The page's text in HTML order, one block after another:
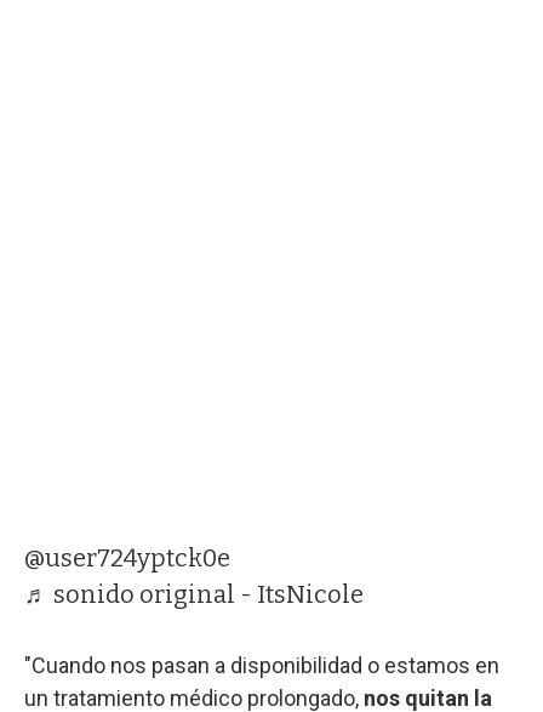
@user724yptck0e
♬ sonido original - ItsNicole
"Cuando nos pasan a disponibilidad o estamos en
un tratamiento médico prolongado, nos quitan la